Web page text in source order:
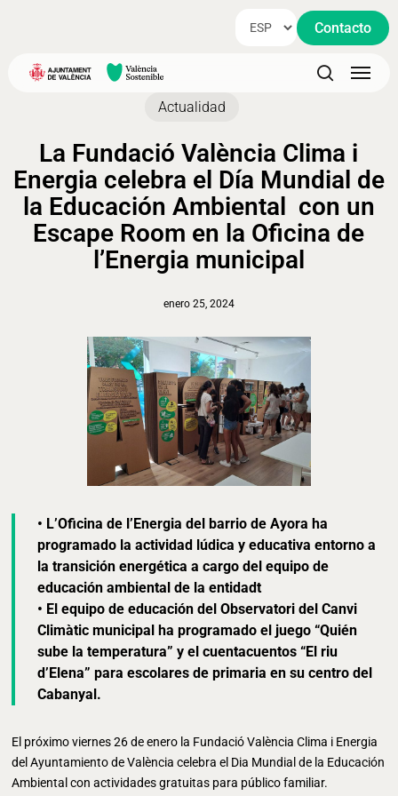
content
Contacto
search
Menu
Actualidad
La Fundació València Clima i
Energia celebra el Día Mundial de
la Educación Ambiental con un
Escape Room en la Oficina de
l’Energia municipal
enero 25, 2024
• L’Oficina de l’Energia del barrio de Ayora ha
programado la actividad lúdica y educativa entorno a
la transición energética a cargo del equipo de
educación ambiental de la entidadt
• El equipo de educación del Observatori del Canvi
Climàtic municipal ha programado el juego “Quién
sube la temperatura” y el cuentacuentos “El riu
d’Elena” para escolares de primaria en su centro del
Cabanyal.
El próximo viernes 26 de enero la Fundació València Clima i Energia
del Ayuntamiento de València celebra el Dia Mundial de la Educación
Ambiental con actividades gratuitas para público familiar.